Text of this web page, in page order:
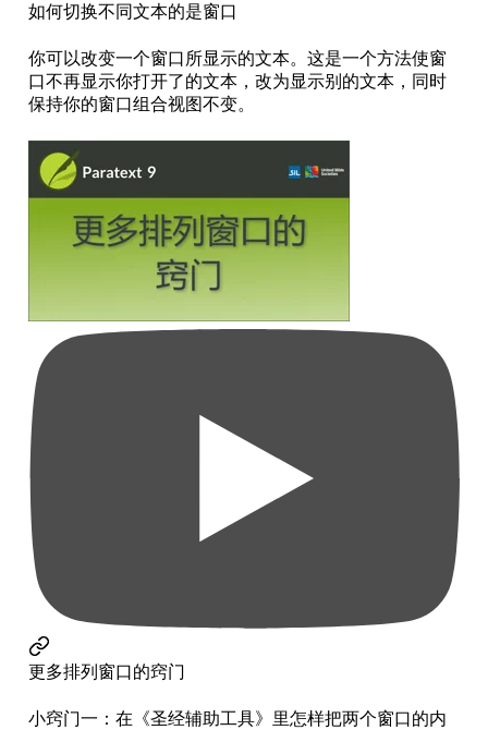
如何切换不同文本的是窗口
你可以改变一个窗口所显示的文本。这是一个方法使窗
口不再显示你打开了的文本，改为显示别的文本，同时
保持你的窗口组合视图不变。
更多排列窗口的窍门
小窍门一：在《圣经辅助工具》里怎样把两个窗口的内